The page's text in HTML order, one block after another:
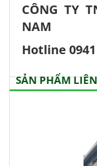
CÔNG TY
NAM
Hotline
SẢN PHẨM